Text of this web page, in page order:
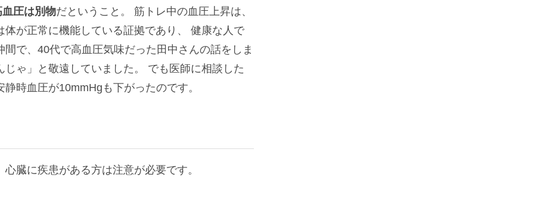
圧は別物だということ。 筋トレ中の血圧上昇は、
が正常に機能している証拠であり、 健康な人で
で、40代で高血圧気味だった田中さんの話をしま
ゃ」と敬遠していました。 でも医師に相談した
時血圧が10mmHgも下がったのです。
臓に疾患がある方は注意が必要です。